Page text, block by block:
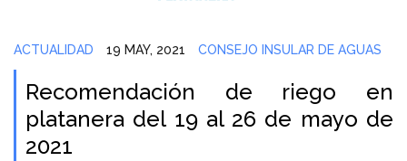
ACTUALIDAD 19 MAY, 2021 CONSEJO INSULAR DE AGUAS
Recomendación de riego en
platanera del 19 al 26 de mayo de
2021